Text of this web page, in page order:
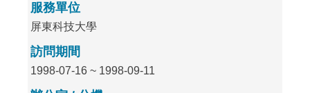
服務單位
屏東科技大學
訪問期間
1998-07-16 ~ 1998-09-11